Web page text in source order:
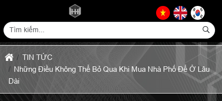
TIN TỨC
Những Điều Không Thể Bỏ Qua Khi Mua Nhà Phố Để Ở Lâu
Dài